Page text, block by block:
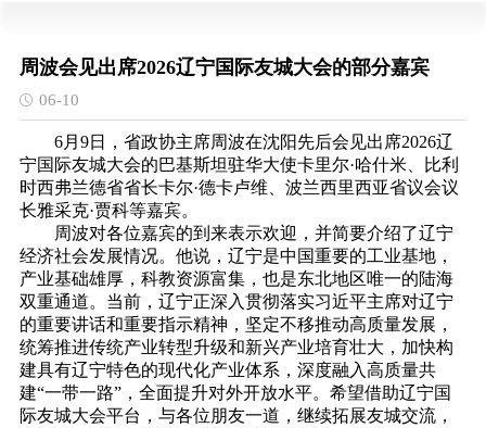
周波会见出席2026辽宁国际友城大会的部分嘉宾
06-10
6月9日，省政协主席周波在沈阳先后会见出席2026辽
宁国际友城大会的巴基斯坦驻华大使卡里尔·哈什米、比利
时西弗兰德省省长卡尔·德卡卢维、波兰西里西亚省议会议
长雅采克·贾科等嘉宾。
周波对各位嘉宾的到来表示欢迎，并简要介绍了辽宁
经济社会发展情况。他说，辽宁是中国重要的工业基地，
产业基础雄厚，科教资源富集，也是东北地区唯一的陆海
双重通道。当前，辽宁正深入贯彻落实习近平主席对辽宁
的重要讲话和重要指示精神，坚定不移推动高质量发展，
统筹推进传统产业转型升级和新兴产业培育壮大，加快构
建具有辽宁特色的现代化产业体系，深度融入高质量共
建“一带一路”，全面提升对外开放水平。希望借助辽宁国
际友城大会平台，与各位朋友一道，继续拓展友城交流，